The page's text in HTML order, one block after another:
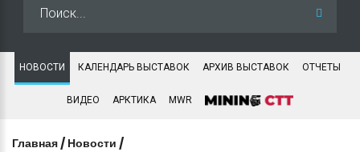
НОВОСТИ КАЛЕНДАРЬ ВЫСТАВОК АРХИВ ВЫСТАВОК ОТЧЕТЫ
ВИДЕО АРКТИКА MWR
Главная / Новости /